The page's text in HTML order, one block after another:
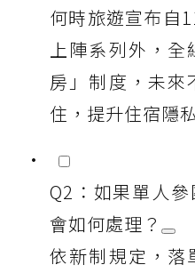
何時旅遊宣布自
上陣系列外，全
房」制度，未來
住，提升住宿隱
Q2：如果單人
會如何處理？
依新制規定，落